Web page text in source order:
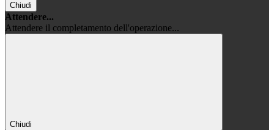
Chiudi
Attendere...
Attendere il completamento dell'operazione...
Chiudi